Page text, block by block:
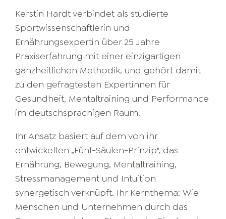
Kerstin Hardt verbindet als studierte
Sportwissenschaftlerin und
Ernährungsexpertin über 25 Jahre
Praxiserfahrung mit einer einzigartigen
ganzheitlichen Methodik, und gehört damit
zu den gefragtesten Expertinnen für
Gesundheit, Mentaltraining und Performance
im deutschsprachigen Raum.
Ihr Ansatz basiert auf dem von ihr
entwickelten „Fünf-Säulen-Prinzip", das
Ernährung, Bewegung, Mentaltraining,
Stressmanagement und Intuition
synergetisch verknüpft. Ihr Kernthema: Wie
Menschen und Unternehmen durch das